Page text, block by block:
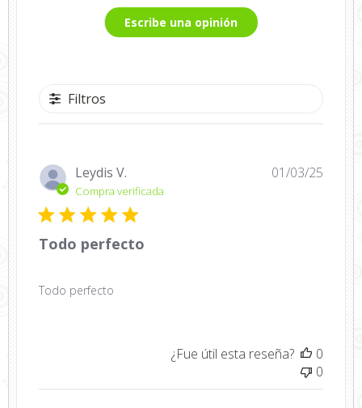
Escribe una opinión
Filtros
Leydis V.
Compra verificada
Todo perfecto
Todo perfecto
01/03/25
¿Fue útil esta reseña?
0
0